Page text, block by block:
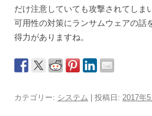
だけ注意していても攻撃されてしま
可用性の対策にランサムウェアの話
得力がありますね。
カテゴリー: システム | 投稿日: 2017年5